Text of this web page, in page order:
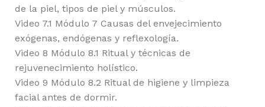
de la piel, tipos de piel y músculos.
Video 7.1 Módulo 7 Causas del envejecimiento
exógenas, endógenas y reflexología.
Video 8 Módulo 8.1 Ritual y técnicas de
rejuvenecimiento holístico.
Video 9 Módulo 8.2 Ritual de higiene y limpieza
facial antes de dormir.